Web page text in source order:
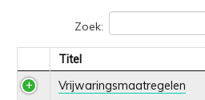
Zoek:
Titel
Vrijwaringsmaatregelen